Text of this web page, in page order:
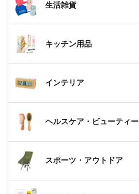
生活雑貨
キッチン用品
インテリア
ヘルスケア・ビューティー
スポーツ・アウトドア